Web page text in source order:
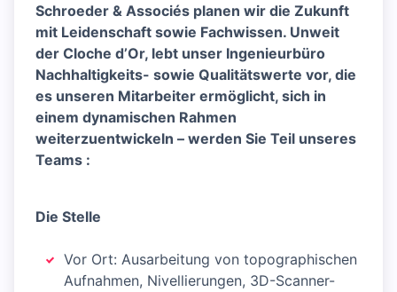
Schroeder & Associés planen wir die Zukunft
mit Leidenschaft sowie Fachwissen. Unweit
der Cloche d’Or, lebt unser Ingenieurbüro
Nachhaltigkeits- sowie Qualitätswerte vor, die
es unseren Mitarbeiter ermöglicht, sich in
einem dynamischen Rahmen
weiterzuentwickeln – werden Sie Teil unseres
Teams :
Die Stelle
Vor Ort: Ausarbeitung von topographischen
Aufnahmen, Nivellierungen, 3D-Scanner-